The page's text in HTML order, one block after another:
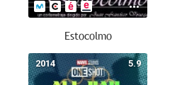
Estocolmo
5.9
2014